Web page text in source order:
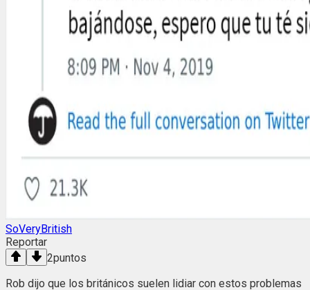
SoVeryBritish
Reportar
2puntos
Rob dijo que los británicos suelen lidiar con estos problemas